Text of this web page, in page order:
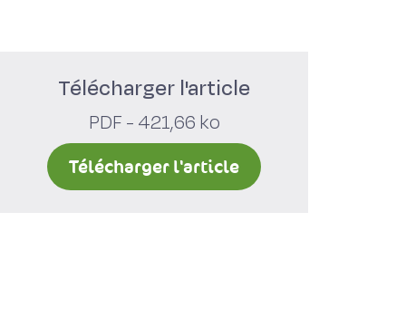
Télécharger l'article
PDF - 421,66 ko
Télécharger l'article